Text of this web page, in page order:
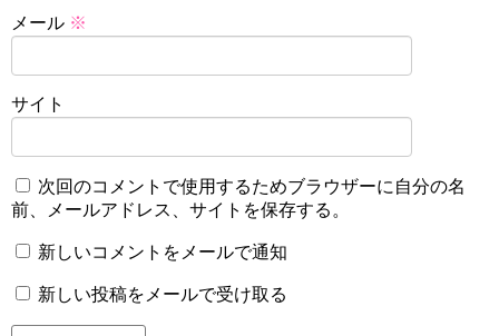
メール ※
サイト
次回のコメントで使用するためブラウザーに自分の名
前、メールアドレス、サイトを保存する。
新しいコメントをメールで通知
新しい投稿をメールで受け取る